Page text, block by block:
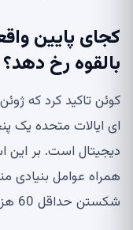
کجای پایین
بالقوه رخ دهد؟
کوئن تاکید کرد که
ای ایالات متحده یک
دیجیتال است. بر
همراه عوامل بنیادی
شکستن حداقل 60 هزار دلاری بهمن ماه است.